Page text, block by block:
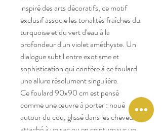
inspiré des arts décoratifs, ce motif
exclusif associe les tonalités fraîches du
turquoise et du vert d'eau à la
profondeur d'un violet améthyste. Un
dialogue subtil entre exotisme et
sophistication qui confère à ce foulard
une allure résolument singulière.
Ce foulard 90x90 cm est pensé
comme une œuvre à porter : noué
autour du cou, glissé dans les cheveux,
attaché à un sac ou en ceinture sur un